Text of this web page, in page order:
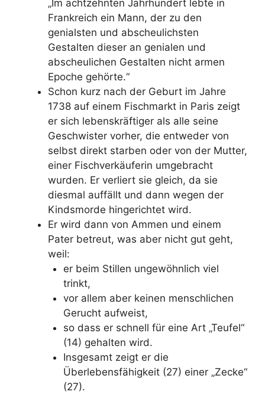
„Im achtzehnten Jahrhundert lebte in
Frankreich ein Mann, der zu den
genialsten und abscheulichsten
Gestalten dieser an genialen und
abscheulichen Gestalten nicht armen
Epoche gehörte.“
Schon kurz nach der Geburt im Jahre
1738 auf einem Fischmarkt in Paris zeigt
er sich lebenskräftiger als alle seine
Geschwister vorher, die entweder von
selbst direkt starben oder von der Mutter,
einer Fischverkäuferin umgebracht
wurden. Er verliert sie gleich, da sie
diesmal auffällt und dann wegen der
Kindsmorde hingerichtet wird.
Er wird dann von Ammen und einem
Pater betreut, was aber nicht gut geht,
weil:
er beim Stillen ungewöhnlich viel
trinkt,
vor allem aber keinen menschlichen
Gerucht aufweist,
so dass er schnell für eine Art „Teufel“
(14) gehalten wird.
Insgesamt zeigt er die
Überlebensfähigkeit (27) einer „Zecke“
(27).